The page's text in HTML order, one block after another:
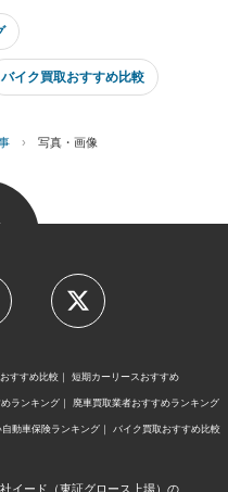
バイク買取おすすめ比較
› 写真・画像
すすめ比較 短期カーリースおすすめ
ランキング 廃車買取業者おすすめランキング
動車保険ランキング バイク買取おすすめ比較
イード（東証グロース上場）の